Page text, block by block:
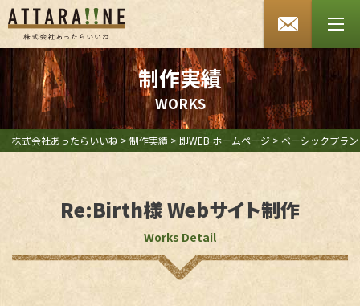
あったらいいね HOME
会社案内
SDGsへの取り組み
よくあるご質問
採用情報
プライバシーポリシー
制作実績
WORKS
株式会社あったらいいね > 制作実績 > 即WEB ホームページ > ベーシックプラン
Re:Birth様 Webサイト制作
Works Detail